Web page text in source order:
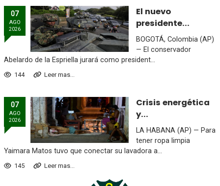
07
AGO
2026
El nuevo
presidente...
BOGOTÁ, Colombia (AP)
— El conservador
Abelardo de la Espriella jurará como president...
144 Leer mas...
07
AGO
2026
Crisis energética
y...
LA HABANA (AP) — Para
tener ropa limpia
Yaimara Matos tuvo que conectar su lavadora a...
145 Leer mas...